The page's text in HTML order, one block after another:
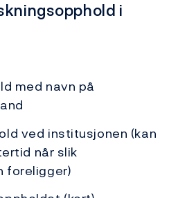
i
med navn på
ved institusjonen (kan
når slik
foreligger)